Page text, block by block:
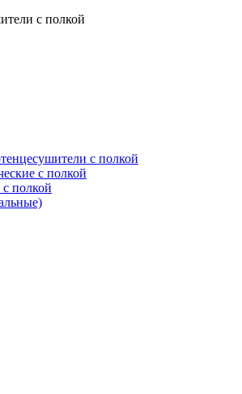
с полкой
с полкой
с полкой
полкой